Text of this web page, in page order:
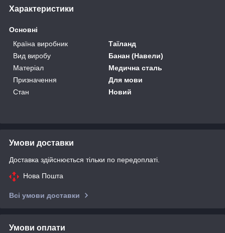
Характеристики
Основні
Країна виробник
Таїланд
Вид виробу
Банан (Навели)
Матеріал
Медична сталь
Призначення
Для мови
Стан
Новий
Умови доставки
Доставка здійснюється тільки по передоплаті.
Нова Пошта
Всі умови доставки
Умови оплати